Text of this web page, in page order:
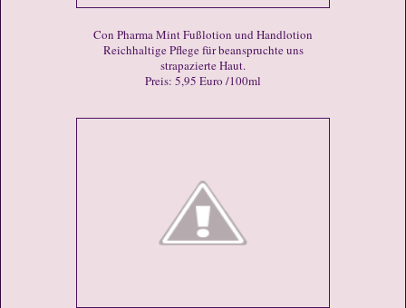
Con Pharma Mint Fußlotion und Handlotion
Reichhaltige Pflege für beanspruchte uns
strapazierte Haut.
Preis: 5,95 Euro /100ml